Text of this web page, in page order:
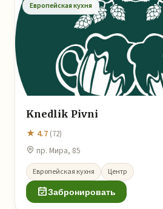
Европейская кухня
Knedlik Pivni
★ 4.7 (72)
пр. Мира, 85
Европейская кухня Центр
Забронировать